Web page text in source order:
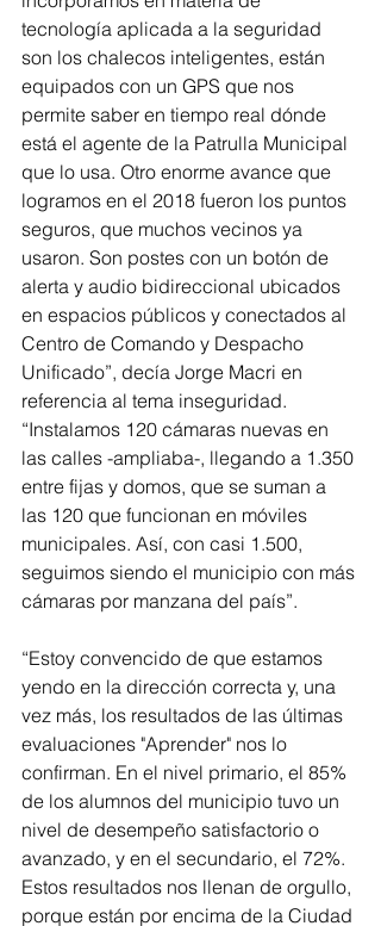
tecnología aplicada a la seguridad
son los chalecos inteligentes, están
equipados con un GPS que nos
permite saber en tiempo real dónde
está el agente de la Patrulla Municipal
que lo usa. Otro enorme avance que
logramos en el 2018 fueron los puntos
seguros, que muchos vecinos ya
usaron. Son postes con un botón de
alerta y audio bidireccional ubicados
en espacios públicos y conectados al
Centro de Comando y Despacho
Unificado”, decía Jorge Macri en
referencia al tema inseguridad.
“Instalamos 120 cámaras nuevas en
las calles -ampliaba-, llegando a 1.350
entre fijas y domos, que se suman a
las 120 que funcionan en móviles
municipales. Así, con casi 1.500,
seguimos siendo el municipio con más
cámaras por manzana del país”.
“Estoy convencido de que estamos
yendo en la dirección correcta y, una
vez más, los resultados de las últimas
evaluaciones "Aprender" nos lo
confirman. En el nivel primario, el 85%
de los alumnos del municipio tuvo un
nivel de desempeño satisfactorio o
avanzado, y en el secundario, el 72%.
Estos resultados nos llenan de orgullo,
porque están por encima de la Ciudad